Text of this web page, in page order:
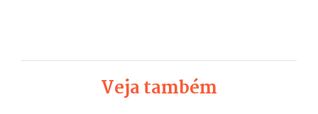
Veja também